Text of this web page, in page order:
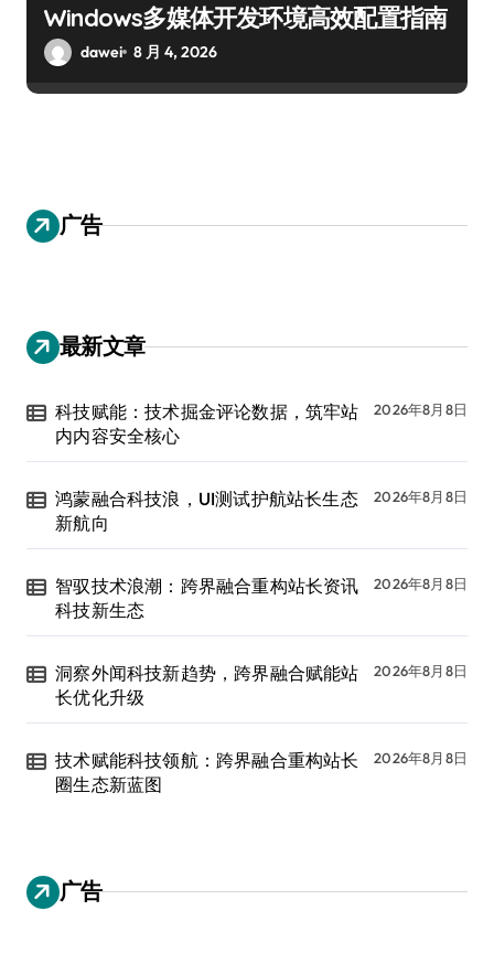
Windows多媒体开发环境高效配置指南
dawei 8 月 4, 2026
广告
最新文章
科技赋能：技术掘金评论数据，筑牢站
内内容安全核心
2026年8月8日
鸿蒙融合科技浪，UI测试护航站长生态
新航向
2026年8月8日
智驭技术浪潮：跨界融合重构站长资讯
科技新生态
2026年8月8日
洞察外闻科技新趋势，跨界融合赋能站
长优化升级
2026年8月8日
技术赋能科技领航：跨界融合重构站长
圈生态新蓝图
2026年8月8日
广告